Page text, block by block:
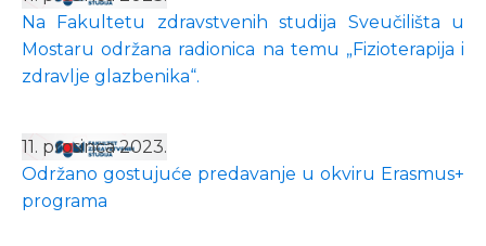
Na Fakultetu zdravstvenih studija Sveučilišta u
Mostaru održana radionica na temu „Fizioterapija i
zdravlje glazbenika“.
11. prosinca 2023.
Održano gostujuće predavanje u okviru Erasmus+
programa